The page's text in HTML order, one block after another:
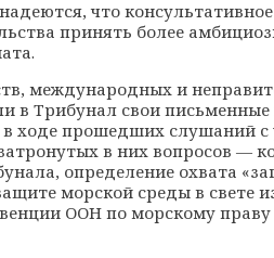
что
принять более
международных и
в Трибунал свои
ходе прошедших слушаний с
в них вопросов —
определение охвата
морской среды в свете
ООН по морскому